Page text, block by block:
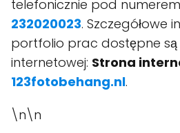
telefonicznie pod
232020023. Szczegółowe
portfolio prac dostępne są
internetowej: Strona
123fotobehang.nl.
\n\n